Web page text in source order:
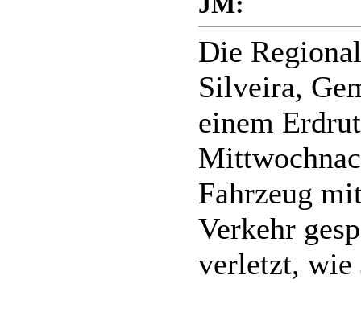
Die
Silveira,
einem
Fahrzeug
Verkehr
verletzt, wie